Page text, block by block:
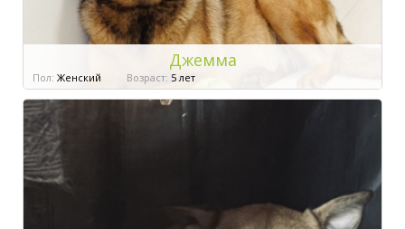
Джемма
Пол: Женский Возраст: 5 лет